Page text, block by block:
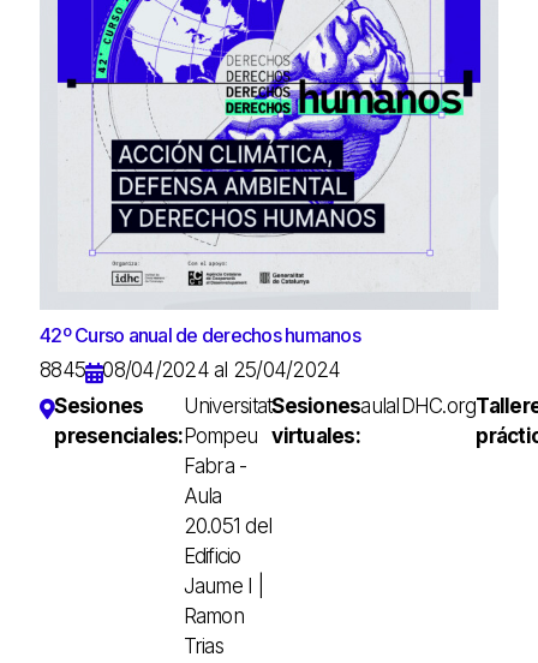
42º Curso anual de derechos humanos
8845
08/04/2024 al 25/04/2024
Sesiones
presenciales:
Universitat
Pompeu
Fabra -
Aula
20.051 del
Edificio
Jaume I |
Ramon
Trias
Sesiones
virtuales:
aulaIDHC.org